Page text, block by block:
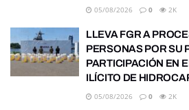
05/08/2026 0 2K
LLEVA FGR A
PERSONAS POR SU
PARTICIPACIÓN EN
ILÍCITO DE
05/08/2026 0 2K